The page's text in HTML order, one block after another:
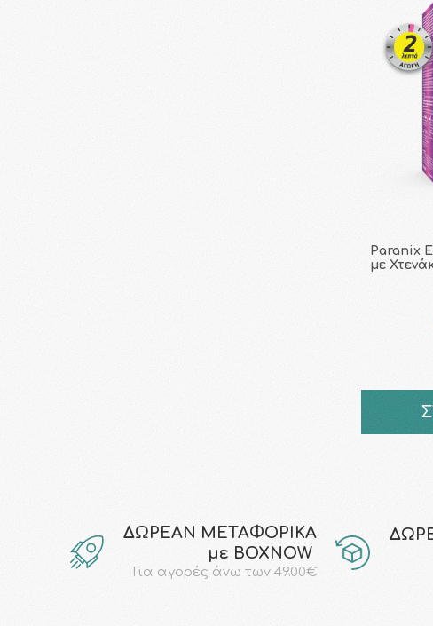
Paranix
με
ΔΩΡΕΑΝ ΜΕΤΑΦΟΡΙΚΑ
με ΒΟΧΝΟW
Για αγορές άνω των 49.00€